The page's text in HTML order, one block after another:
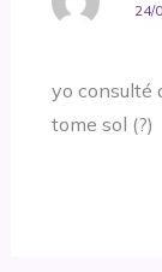
24/
yo consulté
tome sol (?)